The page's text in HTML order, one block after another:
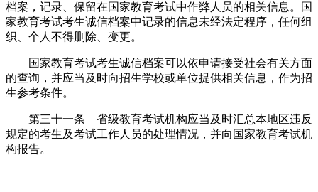
档案，记录、保留在国家教育考试中作弊人员的相关信息。国
家教育考试考生诚信档案中记录的信息未经法定程序，任何组
织、个人不得删除、变更。
国家教育考试考生诚信档案可以依申请接受社会有关方面
的查询，并应当及时向招生学校或单位提供相关信息，作为招
生参考条件。
第三十一条 省级教育考试机构应当及时汇总本地区违反
规定的考生及考试工作人员的处理情况，并向国家教育考试机
构报告。